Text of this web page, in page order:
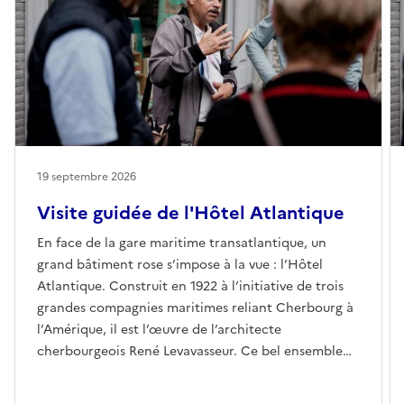
Visite guidée de l'Hôtel Atlantique
En face de la gare maritime transatlantique, un
grand bâtiment rose s’impose à la vue : l’Hôtel
Atlantique. Construit en 1922 à l’initiative de trois
grandes compagnies maritimes reliant Cherbourg à
l’Amérique, il est l’œuvre de l’architecte
cherbourgeois René Levavasseur. Ce bel ensemble
19 septembre 2026